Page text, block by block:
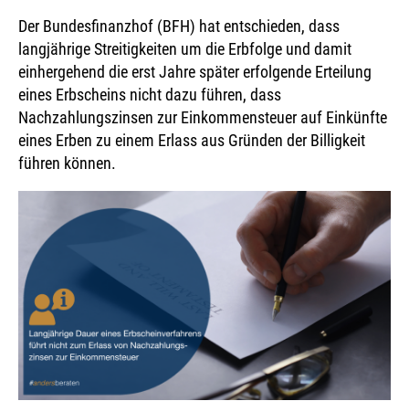
Der Bundesfinanzhof (BFH) hat entschieden, dass
langjährige Streitigkeiten um die Erbfolge und damit
einhergehend die erst Jahre später erfolgende Erteilung
eines Erbscheins nicht dazu führen, dass
Nachzahlungszinsen zur Einkommensteuer auf Einkünfte
eines Erben zu einem Erlass aus Gründen der Billigkeit
führen können.